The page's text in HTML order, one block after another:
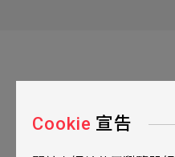
Cookie 宣告